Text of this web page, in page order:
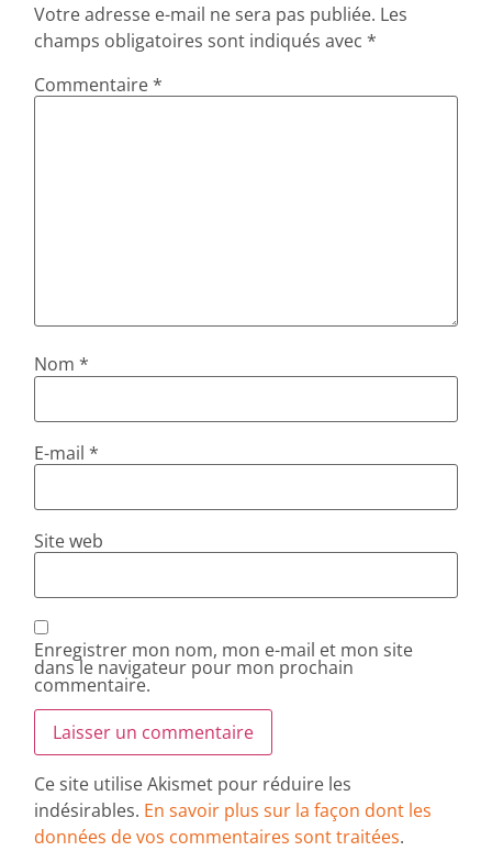
Votre adresse e-mail ne sera pas publiée. Les
champs obligatoires sont indiqués avec*
Commentaire*
Nom*
E-mail*
Site web
Enregistrer mon nom, mon e-mail et mon site
dans le navigateur pour mon prochain
commentaire.
Ce site utilise Akismet pour réduire les
indésirables. En savoir plus sur la façon dont les
données de vos commentaires sont traitées.